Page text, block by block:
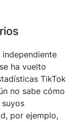
ha vuelto
TikTok
no sabe cómo
por ejemplo,